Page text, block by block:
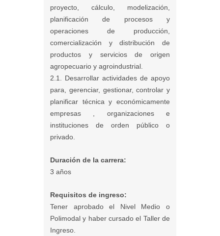
proyecto, cálculo, modelización,
planificación de procesos y
operaciones de producción,
comercialización y distribución de
productos y servicios de origen
agropecuario y agroindustrial.
2.1. Desarrollar actividades de apoyo
para, gerenciar, gestionar, controlar y
planificar técnica y económicamente
empresas , organizaciones e
instituciones de orden público o
privado.
Duración de la carrera:
3 años
Requisitos de ingreso:
Tener aprobado el Nivel Medio o
Polimodal y haber cursado el Taller de
Ingreso.